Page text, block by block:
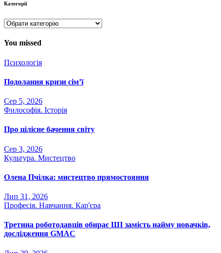
Категорії
Категорії
You missed
Психологія
Подолання кризи сім’ї
Сер 5, 2026
Философія. Історія
Про цілісне бачення світу
Сер 3, 2026
Культура. Мистецтво
Олена Пчілка: мистецтво прямостояння
Лип 31, 2026
Професія. Навчання. Кар'єра
Третина роботодавців обирає ШІ замість найму новачків,
дослідження GMAC